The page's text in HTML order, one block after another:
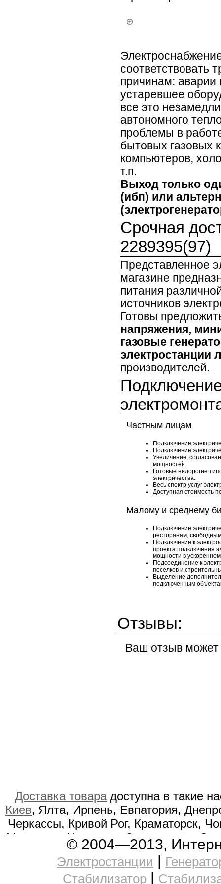
причинам: аварии
устаревшее
все это
автономного
проблемы в
бытовых газовых
компьютеров,
т.п.
Выход только
(ибп) или
Срочная
2289395(97)
Представленное
магазине
питания
источников
Готовы
напряжения,
газовые
электростанции
производителей.
Частным лицам
Подключение
Подключение
Увеличение,
мощностей.
Готовые недорогие
электричества.
Весь спектр услуг
Доступная стоимость
Малому и среднему
Подключение
ресторанам,
Подключение к
проекта подключения
мощности в
Подсоединение к
поселков и
Выделение
подключенным
Отзывы:
Ваш отзыв
Доставка товарадоступна в такие
Киев, Ялта, Ирпень, Евпатория,
Черкассы, Кривой Рог, Краматорск,
Мукачево, Никополь, Золотоноша,
Тальное, Гостомель, Каменка-
Енакиево, Гребёнка,
Александровск, Орджоникидзе,
© 2004—2013,
Электростанции
Стабилизатор